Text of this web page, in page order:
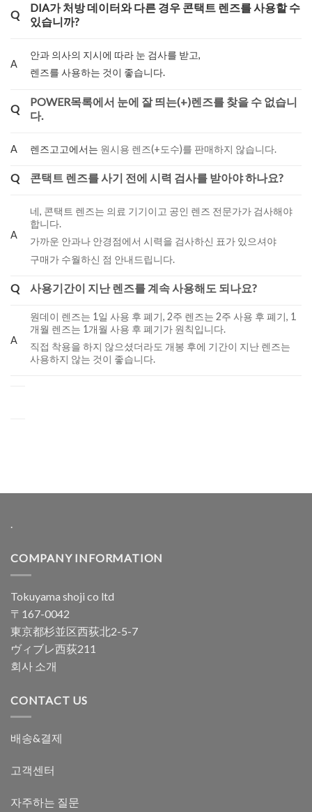
Q
DIA가 처방 데이터와 다른 경우 콘택트 렌즈를 사용할 수
있습니까?
A
안과 의사의 지시에 따라 눈 검사를 받고,
렌즈를 사용하는 것이 좋습니다.
Q
POWER목록에서 눈에 잘 띄는(+)렌즈를 찾을 수 없습니
다.
A 렌즈고고에서는 원시용 렌즈(+도수)를 판매하지 않습니다.
Q 콘택트 렌즈를 사기 전에 시력 검사를 받아야 하나요?
A
네, 콘택트 렌즈는 의료 기기이고 공인 렌즈 전문가가 검사해야
합니다.
가까운 안과나 안경점에서 시력을 검사하신 표가 있으셔야
구매가 수월하신 점 안내드립니다.
Q 사용기간이 지난 렌즈를 계속 사용해도 되나요?
A
원데이 렌즈는 1일 사용 후 폐기, 2주 렌즈는 2주 사용 후 폐기, 1
개월 렌즈는 1개월 사용 후 폐기가 원칙입니다.
직접 착용을 하지 않으셨더라도 개봉 후에 기간이 지난 렌즈는
사용하지 않는 것이 좋습니다.
.
COMPANY INFORMATION
Tokuyama shoji co ltd
〒167-0042
東京都杉並区西荻北2-5-7
ヴィブレ西荻211
회사 소개
CONTACT US
배송&결제
고객센터
자주하는 질문